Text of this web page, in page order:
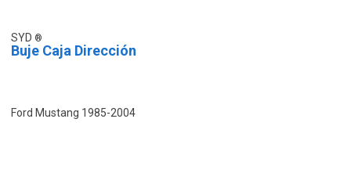
SYD
Buje Caja Dirección
Ford Mustang 1985-2004